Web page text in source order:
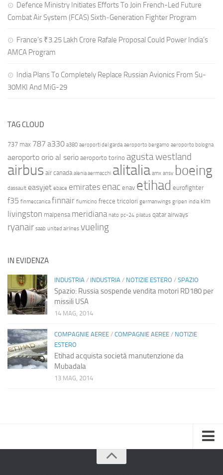
Defence Ministry Initiates Efforts To Join French-Led Future
Combat Air System (FCAS) Sixth‑Generation Fighter Program
France’s ₹3.25 Lakh Crore Rafale Proposal Could Power India’s
AMCA Program
India Plans To Completely Replace Russian Avionics From Su-
30MKI And MiG-29
TAG CLOUD
737 max 787 a330 a380 aeroporti del garda aeroporto bergamo aeroporto bologna
aeroporto orio al serio aeroporto torino agusta westland
airbus air canada alenia aermacchi alitalia amx ansv boeing
dassault easyjet ebace emirates enac enav etihad eurofighter
f35 finmeccanica finnair fiumicino frecce tricolori germanwings gripen india klm
livingston malpensa meridiana nato pc-24 pilatus qatar airways
ryanair saab united airlines vueling
IN EVIDENZA
INDUSTRIA / INDUSTRIA / NOTIZIE ESTERO / SPAZIO
Spazio: Russia sospende vendita motori RD180 per
missili USA
14 MAG, 2014
COMPAGNIE AEREE / COMPAGNIE AEREE / NOTIZIE
ESTERO
Etihad acquista società manutenzione da
Mubadala
13 MAG, 2014